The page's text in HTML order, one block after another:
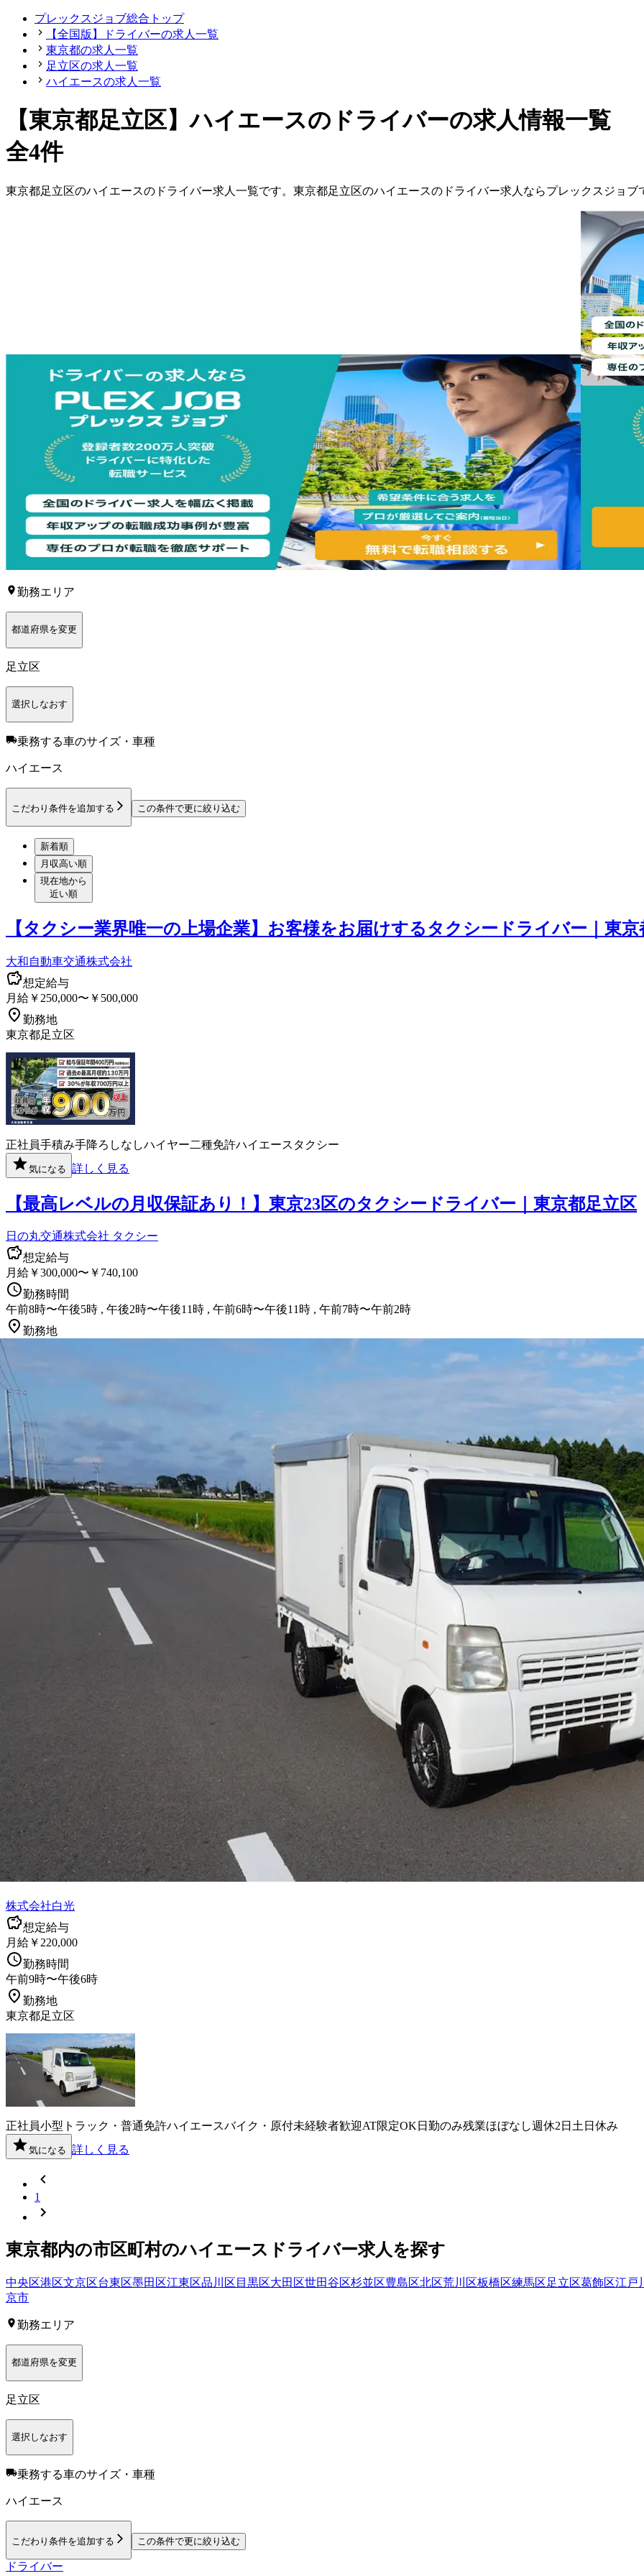
プレックスジョブ総合トップ
【全国版】ドライバーの求人一覧
東京都の求人一覧
足立区の求人一覧
ハイエースの求人一覧
【東京都足立区】ハイエースのドライバーの求人情報一覧
全4件
東京都足立区のハイエースの ドライバー求人一覧です。 東京都足立区のハイエースの ドライバー求人ならプレックスジョブ
勤務エリア
都道府県を変更
足立区
選択しなおす
乗務する車のサイズ・車種
ハイエース
こだわり条件を追加する この条件で更に絞り込む
新着順
月収高い順
現在地から
近い順
【タクシー業界唯一の上場企業】お客様をお届けするタクシードライバー｜東京
大和自動車交通株式会社
想定給与
月給￥250,000〜￥500,000
勤務地
東京都足立区
正社員手積み手降ろしなしハイヤー二種免許ハイエース タクシー
気になる 詳しく見る
【最高レベルの月収保証あり！】東京23区のタクシードライバー｜東京都足立区
日の丸交通株式会社 タクシー
想定給与
月給￥300,000〜￥740,100
勤務時間
午前8時〜午後5時 , 午後2時〜午後11時 , 午前6時〜午後11時 , 午前7時〜午前2時
勤務地
正社員 二種免許ハイエース 女性・男性歓迎シニア歓迎 AT限定OK日勤・夜勤選択可能
気になる 詳しく見る
≪月収25万円以上！ 賞与・昇給あり≫ 近距離でのルート配送のため長時間の
集｜東京都足立区
月給￥250,000〜￥270,000
正社員 ルート配送 長距離食品トラック 小型トラック・普通免許 ハイエース バイク・原付 未経験者歓迎 シニア歓迎
気になる 詳しく見る
《完全週休2日制／残業ほぼなし／未経験歓迎》普通免許でOK！ ハイエース
ています◎ 日々の社会活動に必要不可欠なサービスを提供する、やりがいの
株式会社白光
想定給与
月給￥220,000
勤務時間
午前9時〜午後6時
勤務地
東京都足立区
正社員小型トラック・普通免許ハイエースバイク・原付未経験者歓迎AT限定OK 日勤のみ残業ほぼなし週休2日 土日休み
気になる 詳しく見る
1
東京都内の市区町村のハイエース ドライバー求人を探す
中央区港区文京区台東区墨田区江東区品川区 目黒区大田区世田谷区杉並区豊島区北区荒川区板橋区練馬区足立区葛飾区江戸
京市
勤務エリア
都道府県を変更
足立区
選択しなおす
乗務する車のサイズ・車種
ハイエース
こだわり条件を追加する この条件で更に絞り込む
ドライバー